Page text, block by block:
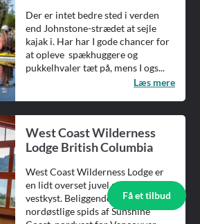
Få et tilbud
Der er intet bedre sted i verden
end Johnstone-strædet at sejle
kajak i. Har har I gode chancer for
at opleve spækhuggere og
pukkelhvaler tæt på, mens I ogs...
Læs mere
West Coast Wilderness
Lodge British Columbia
West Coast Wilderness Lodge er
en lidt overset juvel på Canadas
vestkyst. Beliggende smukt på den
nordøstlige spids af Sunshine